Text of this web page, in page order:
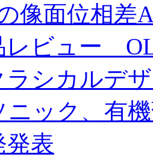
像面位相
レビュー
ラシカルデ
ニック、有
発表